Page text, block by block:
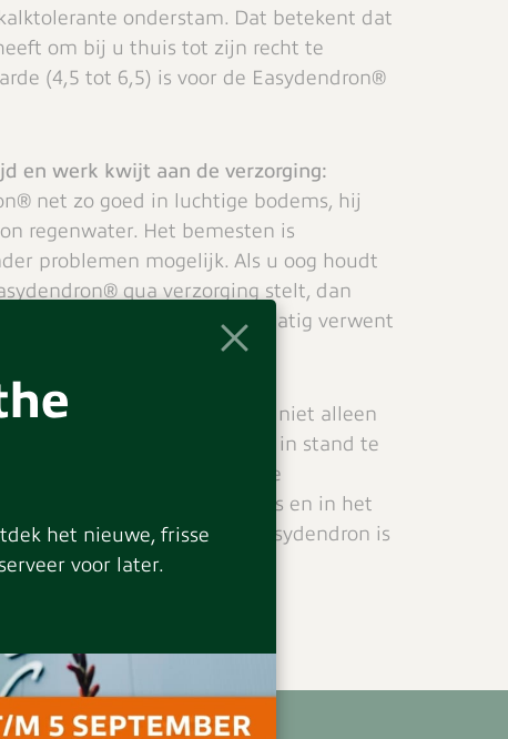
het nieuwe, frisse
voor later.
onderstam. Dat betekent dat
om bij u thuis tot zijn recht te
(4,5 tot 6,5) is voor de Easydendron®
en werk kwijt aan de verzorging:
net zo goed in luchtige bodems, hij
regenwater. Het bemesten is
problemen mogelijk. Als u oog houdt
qua verzorging stelt, dan
plant die u regelmatig verwent
ziet de Easydendron® er niet alleen
het natuurlijke ecosysteem in stand te
geeft structuur in alle vier de
in de winter een schuilplaats en in het
een nest te bouwen. De Easydendron is
assortimentonline